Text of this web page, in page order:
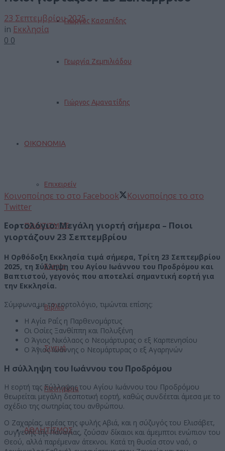
Γιώργος Κασαπίδης
Γεωργία Ζεμπιλιάδου
Γιώργος Αμανατίδης
ΟΙΚΟΝΟΜΙΑ
Επιχειρείν
ΠΟΛΙΤΙΣΜΟΣ
Events
Βιβλίο
Σινεμά
Πανηγύρια
ΑΘΛΗΤΙΣΜΟΣ
23 Σεπτεμβρίου 2025
in Εκκλησία
0 0
Κοινοποίησε το στο Facebook
Κοινοποίησε το στο
Twitter
Εορτολόγιο: Μεγάλη γιορτή σήμερα – Ποιοι
γιορτάζουν 23 Σεπτεμβρίου
Η Ορθόδοξη Εκκλησία τιμά σήμερα, Τρίτη 23 Σεπτεμβρίου
2025, τη Σύλληψη του Αγίου Ιωάννου του Προδρόμου και
Βαπτιστού, γεγονός που αποτελεί σημαντική εορτή για
την Εκκλησία.
Σύμφωνα με το εορτολόγιο, τιμώνται επίσης:
Η Αγία Ραΐς η Παρθενομάρτυς
Οι Οσίες Ξανθίππη και Πολυξένη
Ο Άγιος Νικόλαος ο Νεομάρτυρας ο εξ Καρπενησίου
Ο Άγιος Ιωάννης ο Νεομάρτυρας ο εξ Αγαρηνών
Η σύλληψη του Ιωάννου του Προδρόμου
Η εορτή της Σύλληψης του Αγίου Ιωάννου του Προδρόμου
θεωρείται μεγάλη δεσποτική εορτή, καθώς συνδέεται άμεσα με το
σχέδιο της σωτηρίας του ανθρώπου.
Ο Ζαχαρίας, ιερέας της φυλής Αβιά, και η σύζυγός του Ελισάβετ,
συγγενής της Παναγίας, ζούσαν δίκαιοι και άμεμπτοι ενώπιον του
Θεού, αλλά παρέμεναν άτεκνοι. Κατά τη θυσία στον ναό, ο